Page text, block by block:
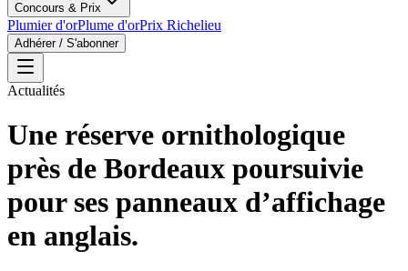
Concours & Prix
Plumier d'orPlume d'orPrix Richelieu
Adhérer / S'abonner
Actualités
Une réserve ornithologique
près de Bordeaux poursuivie
pour ses panneaux d’affichage
en anglais.